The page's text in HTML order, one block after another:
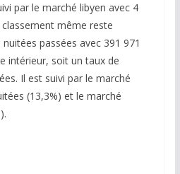
par le marché libyen avec 4
même reste
passées avec 391 971
intérieur, soit un taux de
Il est suivi par le marché
(13,3%) et le marché